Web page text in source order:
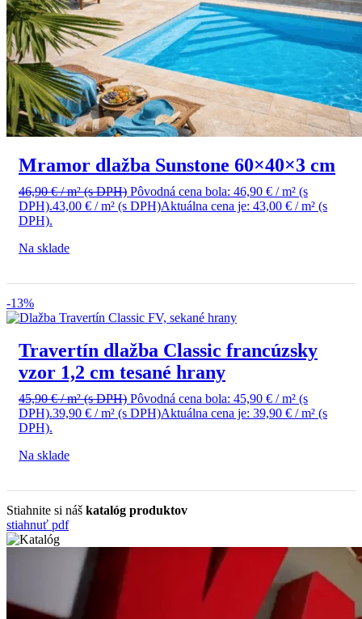
Mramor dlažba Sunstone 60×40×3 cm
46,90€/ m²(s DPH) Pôvodná cena bola: 46,90 € / m² (s
DPH).43,00 € / m² (s DPH)Aktuálna cena je: 43,00 € / m² (s
DPH).
Na sklade
-13%
Travertín dlažba Classic francúzsky
vzor 1,2 cm tesané hrany
45,90€/ m²(s DPH) Pôvodná cena bola: 45,90 € / m² (s
DPH).39,90 € / m² (s DPH)Aktuálna cena je: 39,90 € / m² (s
DPH).
Na sklade
Stiahnite si náš katalóg produktov
stiahnuť pdf